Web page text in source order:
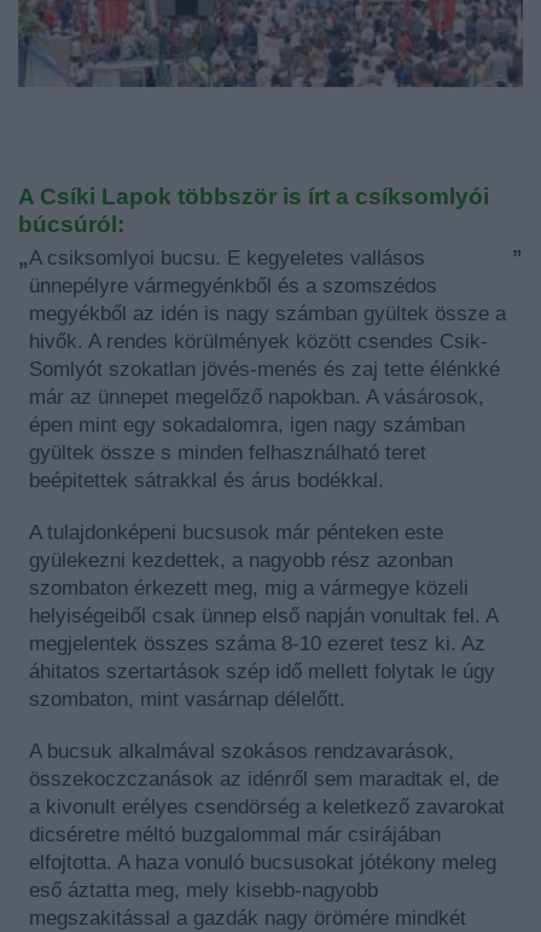
A Csíki Lapok többször is írt a csíksomlyói
búcsúról:
„A csiksomlyoi bucsu. E kegyeletes vallásos
ünnepélyre vármegyénkből és a szomszédos
megyékből az idén is nagy számban gyültek össze a
hivők. A rendes körülmények között csendes Csik-
Somlyót szokatlan jövés-menés és zaj tette élénkké
már az ünnepet megelőző napokban. A vásárosok,
épen mint egy sokadalomra, igen nagy számban
gyültek össze s minden felhasználható teret
beépitettek sátrakkal és árus bodékkal.
A tulajdonképeni bucsusok már pénteken este
gyülekezni kezdettek, a nagyobb rész azonban
szombaton érkezett meg, mig a vármegye közeli
helyiségeiből csak ünnep első napján vonultak fel. A
megjelentek összes száma 8-10 ezeret tesz ki. Az
áhitatos szertartások szép idő mellett folytak le úgy
szombaton, mint vasárnap délelőtt.
A bucsuk alkalmával szokásos rendzavarások,
összekoczczanások az idénről sem maradtak el, de
a kivonult erélyes csendörség a keletkező zavarokat
dicséretre méltó buzgalommal már csirájában
elfojtotta. A haza vonuló bucsusokat jótékony meleg
eső áztatta meg, mely kisebb-nagyobb
megszakitással a gazdák nagy örömére mindkét
”